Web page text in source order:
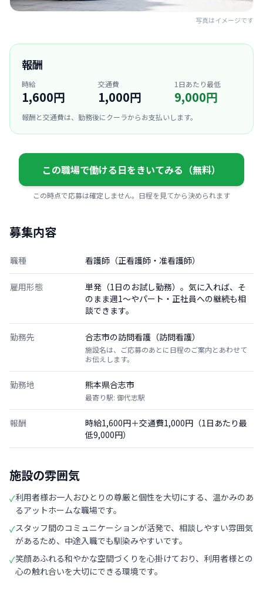
写真はイメージです
報酬
時給
1,600円
交通費
1,000円
1日あたり最低
9,000円
報酬と交通費は、勤務後にクーラからお支払いします。
この職場で働ける日をきいてみる（無料）
この時点で応募は確定しません。日程を見てから決められます
募集内容
職種 看護師（正看護師・准看護師）
雇用形態
単発（1日のお試し勤務）。気に入れば、そ
のまま週1〜やパート・正社員への継続も相
談できます。
勤務先 合志市の訪問看護（訪問看護）
施設名は、ご応募のあとに日程のご案内とあわせて
お伝えします。
勤務地 熊本県合志市
最寄り駅: 御代志駅
報酬
時給1,600円＋交通費1,000円（1日あたり最
低9,000円）
施設の雰囲気
✓利用者様お一人おひとりの尊厳と個性を大切にする、温かみのあ
るアットホームな職場です。
✓スタッフ間のコミュニケーションが活発で、相談しやすい雰囲気
があるため、中途入職でも馴染みやすいです。
✓笑顔あふれる和やかな空間づくりを心掛けており、利用者様との
心の触れ合いを大切にできる環境です。